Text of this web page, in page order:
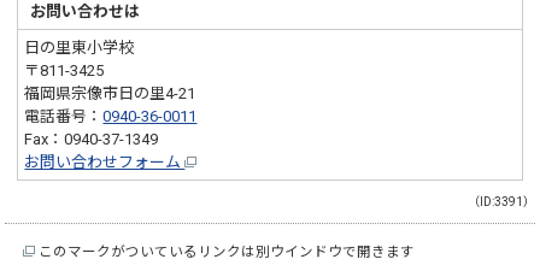
お問い合わせは
日の里東小学校
〒811-3425
福岡県宗像市日の里4-21
電話番号：0940-36-0011
Fax：0940-37-1349
お問い合わせフォーム
（ID:3391）
このマークがついているリンクは別ウインドウで開きます